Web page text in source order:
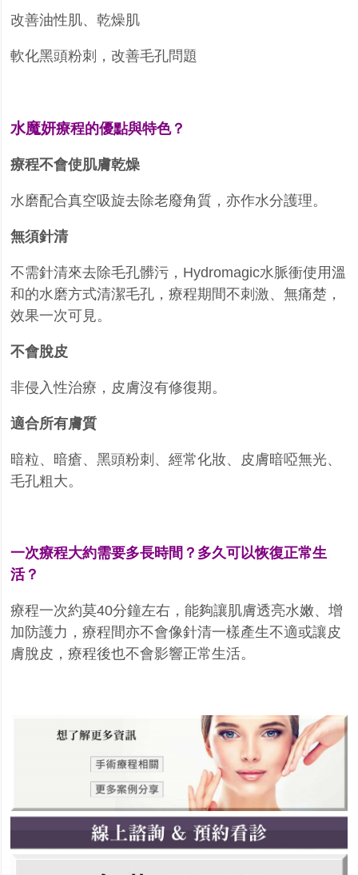
改善油性肌、乾燥肌
軟化黑頭粉刺，改善毛孔問題
水魔妍療程的優點與特色？
療程不會使肌膚乾燥
水磨配合真空吸旋去除老廢角質，亦作水分護理。
無須針清
不需針清來去除毛孔髒污， Hydromagic水脈衝使用溫
和的水磨方式清潔毛孔，療程期間不刺激、無痛楚，
效果一次可見。
不會脫皮
非侵入性治療，皮膚沒有修復期。
適合所有膚質
暗粒、暗瘡、黑頭粉刺、經常化妝、皮膚暗啞無光、
毛孔粗大。
一次療程大約需要多長時間？多久可以恢復正常生
活？
療程一次約莫40分鐘左右，能夠讓肌膚透亮水嫩、增
加防護力，療程間亦不會像針清一樣產生不適或讓皮
膚脫皮，療程後也不會影響正常生活。